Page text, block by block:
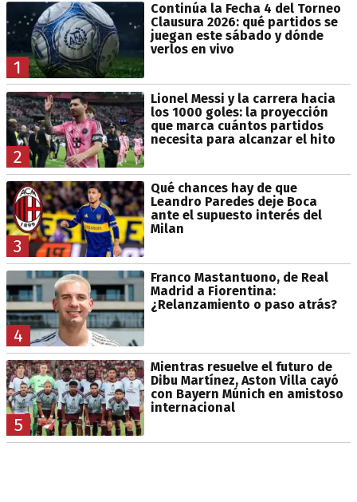
1
Continúa la Fecha 4 del Torneo
Clausura 2026: qué partidos se
juegan este sábado y dónde
verlos en vivo
2
Lionel Messi y la carrera hacia
los 1000 goles: la proyección
que marca cuántos partidos
necesita para alcanzar el hito
3
Qué chances hay de que
Leandro Paredes deje Boca
ante el supuesto interés del
Milan
4
Franco Mastantuono, de Real
Madrid a Fiorentina:
¿Relanzamiento o paso atrás?
5
Mientras resuelve el futuro de
Dibu Martínez, Aston Villa cayó
con Bayern Múnich en amistoso
internacional